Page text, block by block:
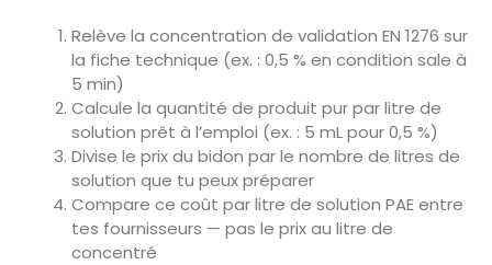
Relève la concentration de validation EN 1276 sur
la fiche technique (ex. : 0,5 % en condition sale à
5 min)
Calcule la quantité de produit pur par litre de
solution prêt à l’emploi (ex. : 5 mL pour 0,5 %)
Divise le prix du bidon par le nombre de litres de
solution que tu peux préparer
Compare ce coût par litre de solution PAE entre
tes fournisseurs — pas le prix au litre de
concentré